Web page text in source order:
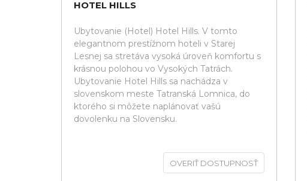
HOTEL HILLS
Ubytovanie (Hotel) Hotel Hills. V tomto
elegantnom prestížnom hoteli v Starej
Lesnej sa stretáva vysoká úroveň komfortu s
krásnou polohou vo Vysokých Tatrách.
Ubytovanie Hotel Hills sa nachádza v
slovenskom meste Tatranská Lomnica, do
ktorého si môžete naplánovať vašú
dovolenku na Slovensku.
OVERIŤ DOSTUPNOSŤ